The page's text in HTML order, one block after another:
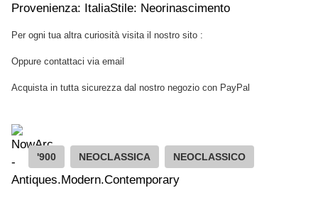
Provenienza: ItaliaStile: Neorinascimento
Per ogni tua altra curiosità visita il nostro sito :
Oppure contattaci via email
Acquista in tutta sicurezza dal nostro negozio con PayPal
'900 NEOCLASSICA NEOCLASSICO